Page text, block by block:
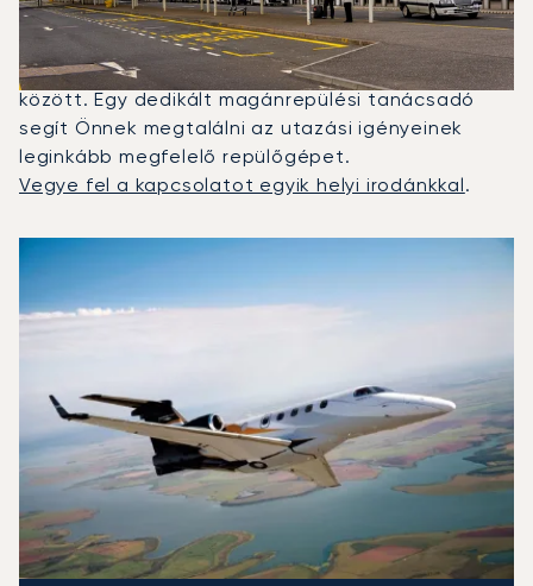
2025-ben a Phenom 300, a Citation XLS és a
Beechjet 400A volt a leggyakrabban igénybe vett
magánrepülő Glasgow és Palma de Mallorca
között. Egy dedikált magánrepülési tanácsadó
segít Önnek megtalálni az utazási igényeinek
leginkább megfelelő repülőgépet.
Vegye fel a kapcsolatot egyik helyi irodánkkal.
Repülőgép fotója Repülőgép-típus
Sebesség (km/h)
Sebesség (csomó)
Hatótávolság (NM)